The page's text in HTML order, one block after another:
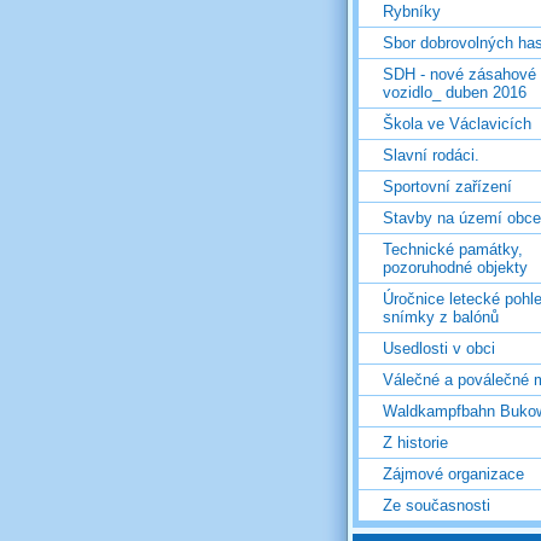
Rybníky
Sbor dobrovolných
SDH - nové zásahové
vozidlo_ duben 2016
Škola ve Václavicích
Slavní rodáci.
Sportovní zařízení
Stavby na území obce
Technické památky,
pozoruhodné objekty
Úročnice letecké
snímky z balónů
Usedlosti v obci
Válečné a poválečné
Waldkampfbahn
Z historie
Zájmové organizace
Ze současnosti